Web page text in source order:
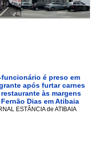
funcionário é preso em
após furtar carnes
às margens
Dias em Atibaia
ESTÂNCIA de ATIBAIA